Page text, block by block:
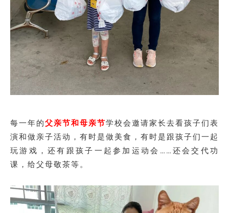
每一年的父亲节和母亲节学校会邀请家长去看孩子们表
演和做亲子活动，有时是做美食，有时是跟孩子们一起
玩游戏，还有跟孩子一起参加运动会……还会交代功
课，给父母敬茶等。